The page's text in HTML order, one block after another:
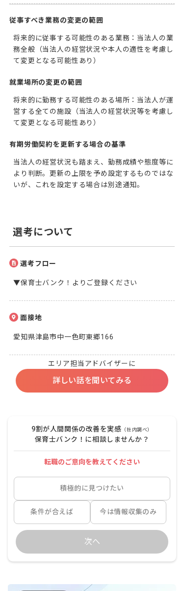
従事すべき業務の変更の範囲
将来的に従事する可能性のある業務：当法人の業
務全般（当法人の経営状況や本人の適性を考慮し
て変更となる可能性あり）
就業場所の変更の範囲
将来的に勤務する可能性のある場所：当法人が運
営する全ての施設（当法人の経営状況等を考慮し
て変更となる可能性あり）
有期労働契約を更新する場合の基準
当法人の経営状況も踏まえ、勤務成績や態度等に
より判断。更新の上限を予め設定するものではな
いが、これを設定する場合は別途通知。
選考について
選考フロー
▼保育士バンク！よりご登録ください
面接地
愛知県津島市中一色町東郷166
エリア担当アドバイザーに
詳しい話を聞いてみる
9割が人間関係の改善を実感 （社内調べ）
保育士バンク！に相談しませんか？
転職のご意向を教えてください
積極的に見つけたい
条件が合えば 今は情報収集のみ
次へ